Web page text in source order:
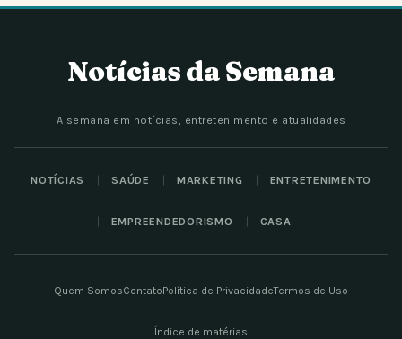
Notícias da Semana
A semana em notícias, entretenimento e atualidades
NOTÍCIAS SAÚDE MARKETING ENTRETENIMENTO
EMPREENDEDORISMO CASA
Quem SomosContatoPolítica de PrivacidadeTermos de Uso
Índice de matérias